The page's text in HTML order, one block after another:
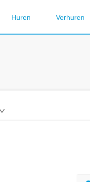
Huren Verhuren